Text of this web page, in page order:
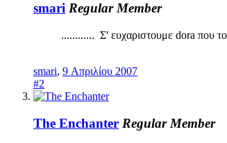
smari Regular Member
............ Σ' ευχαριστουμε dora που το
smari, 9 Απριλίου 2007
#2
Τhe Enchanter Regular Member